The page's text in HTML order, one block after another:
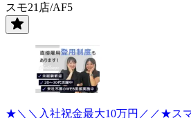
スモ21店/AF5
★＼＼入社祝金最大10万円／／★ス